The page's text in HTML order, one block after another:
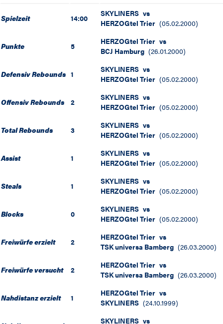
Spielzeit 14:00 SKYLINERS vs
HERZOGtel Trier (05.02.2000)
Punkte 5 HERZOGtel Trier vs
BCJ Hamburg (26.01.2000)
Defensiv Rebounds 1 SKYLINERS vs
HERZOGtel Trier (05.02.2000)
Offensiv Rebounds 2 SKYLINERS vs
HERZOGtel Trier (05.02.2000)
Total Rebounds 3 SKYLINERS vs
HERZOGtel Trier (05.02.2000)
Assist 1 SKYLINERS vs
HERZOGtel Trier (05.02.2000)
Steals 1 SKYLINERS vs
HERZOGtel Trier (05.02.2000)
Blocks 0 SKYLINERS vs
HERZOGtel Trier (05.02.2000)
Freiwürfe erzielt 2 HERZOGtel Trier vs
TSK universa Bamberg (26.03.2000)
Freiwürfe versucht 2 HERZOGtel Trier vs
TSK universa Bamberg (26.03.2000)
Nahdistanz erzielt 1 HERZOGtel Trier vs
SKYLINERS (24.10.1999)
SKYLINERS vs